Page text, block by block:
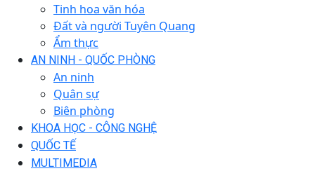
Tinh hoa văn hóa
Đất và người Tuyên Quang
Ẩm thực
AN NINH - QUỐC PHÒNG
An ninh
Quân sự
Biên phòng
KHOA HỌC - CÔNG NGHỆ
QUỐC TẾ
MULTIMEDIA